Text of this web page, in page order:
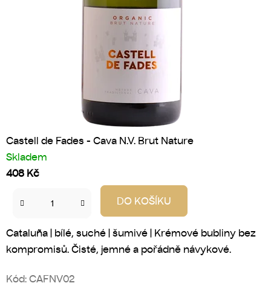
E
!
Castell de Fades - Cava N.V. Brut Nature
Skladem
408 Kč
DO KOŠÍKU
Cataluña | bílé, suché | šumivé | Krémové bubliny bez
kompromisů. Čisté, jemné a pořádně návykové.
Kód: CAFNV02